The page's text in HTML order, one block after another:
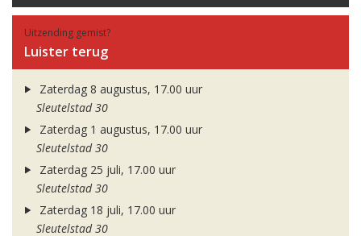
Uitzending gemist?
Luister terug
Zaterdag 8 augustus, 17.00 uur
Sleutelstad 30
Zaterdag 1 augustus, 17.00 uur
Sleutelstad 30
Zaterdag 25 juli, 17.00 uur
Sleutelstad 30
Zaterdag 18 juli, 17.00 uur
Sleutelstad 30